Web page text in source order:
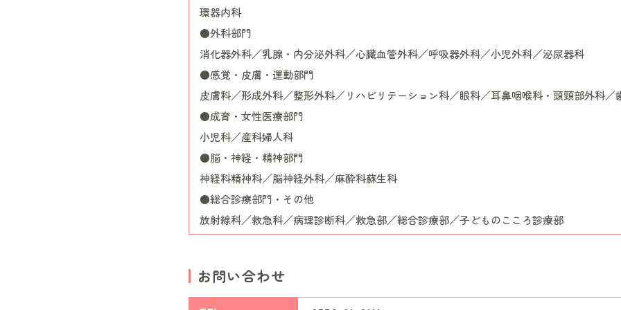
環器内科
●外科部門
消化器外科／乳腺・内分泌外科／心臓血管外科／呼吸器外科／小児外科／泌尿器科
●感覚・皮膚・運動部門
皮膚科／形成外科／整形外科／リハビリテーション科／眼科／耳鼻咽喉科・頭頸部外科／
●成育・女性医療部門
小児科／産科婦人科
●脳・神経・精神部門
神経科精神科／脳神経外科／麻酔科蘇生科
●総合診療部門・その他
放射線科／救急科／病理診断科／救急部／総合診療部／子どものこころ診療部
お問い合わせ